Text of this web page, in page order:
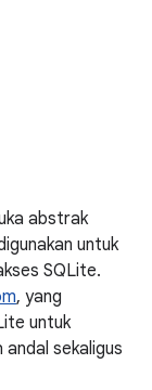
abstrak
untuk
SQLite.
, yang
untuk
sekaligus